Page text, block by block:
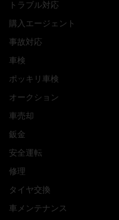
トラブル対応
購入エージェント
事故対応
車検
ポッキリ車検
オークション
車売却
鈑金
安全運転
修理
タイヤ交換
車メンテナンス